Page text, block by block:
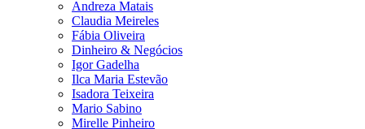
Andreza Matais
Claudia Meireles
Fábia Oliveira
Dinheiro & Negócios
Igor Gadelha
Ilca Maria Estevão
Isadora Teixeira
Mario Sabino
Mirelle Pinheiro